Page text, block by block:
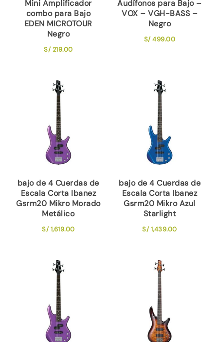
Mini Amplificador
combo para Bajo
EDEN MICROTOUR
Negro
S/219.00
Audífonos para Bajo –
VOX – VGH-BASS –
Negro
S/499.00
bajo de 4 Cuerdas de
Escala Corta Ibanez
Gsrm20 Mikro Morado
Metálico
S/1,619.00
bajo de 4 Cuerdas de
Escala Corta Ibanez
Gsrm20 Mikro Azul
Starlight
S/1,439.00